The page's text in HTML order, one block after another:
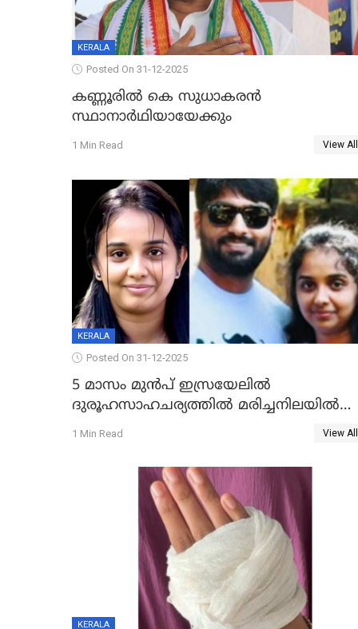
KERALA
Posted On 31-12-2025
കണ്ണൂരിൽ കെ സുധാകരൻ
സ്ഥാനാർഥിയായേക്കും
1 Min Read View All
KERALA
Posted On 31-12-2025
5 മാസം മുൻപ് ഇസ്രയേലിൽ
ദുരൂഹസാഹചര്യത്തിൽ മരിച്ചനിലയിൽ
കണ്ടെത്തിയ മലയാളി യുവാവിന്റെ
1 Min Read View All
KERALA